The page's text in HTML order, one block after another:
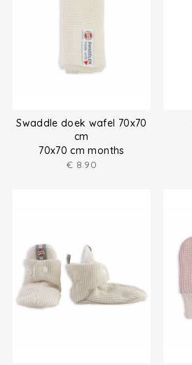
Swaddle doek wafel 70x70
cm
70x70 cm months
€ 8.90